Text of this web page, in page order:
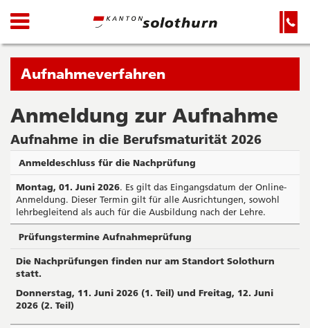
Kanton
Solothurn
Wichtige
Seiten
Startseite
Hauptnavigation
Inhalt
Sitemap
Suche
Navigation
und
Suche
Navigation
Sie
befinden
sich
gerade
in:
Aufnahmeverfahren
Anmeldung zur Aufnahme
Aufnahme in die Berufsmaturität 2026
Anmeldeschluss für die Nachprüfung
Montag, 01. Juni 2026. Es gilt das Eingangsdatum der Online-
Anmeldung. Dieser Termin gilt für alle Ausrichtungen, sowohl
lehrbegleitend als auch für die Ausbildung nach der Lehre.
Prüfungstermine Aufnahmeprüfung
Die Nachprüfungen finden nur am Standort Solothurn
statt.
Donnerstag, 11. Juni 2026 (1. Teil) und Freitag, 12. Juni
2026 (2. Teil)